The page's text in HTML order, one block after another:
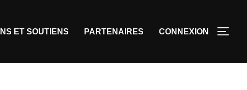
ET SOUTIENS PARTENAIRES CONNEXION